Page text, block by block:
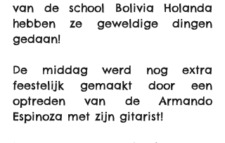
van de school Bolivia Holanda
hebben ze geweldige dingen
gedaan!
De middag werd nog extra
feestelijk gemaakt door een
optreden van de Armando
Espinoza met zijn gitarist!